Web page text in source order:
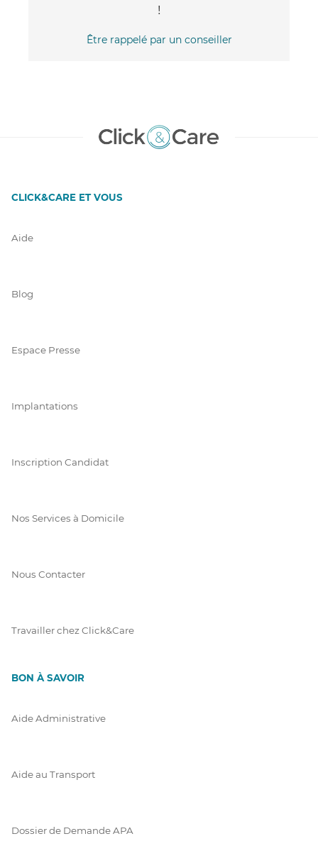
!
Être rappelé par un conseiller
CLICK&CARE ET VOUS
Aide
Blog
Espace Presse
Implantations
Inscription Candidat
Nos Services à Domicile
Nous Contacter
Travailler chez Click&Care
BON À SAVOIR
Aide Administrative
Aide au Transport
Dossier de Demande APA